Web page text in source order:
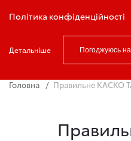
Політика конфіденційності
Детальніше Погоджуюсь
Записатись на тест драйв
Головна Правильне КАСКО